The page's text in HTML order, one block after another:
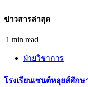
ข่าวสารล่าสุด
1 min read
ฝ่ายวิชาการ
โรงเรียนเซนต์หลุยส์ศึก